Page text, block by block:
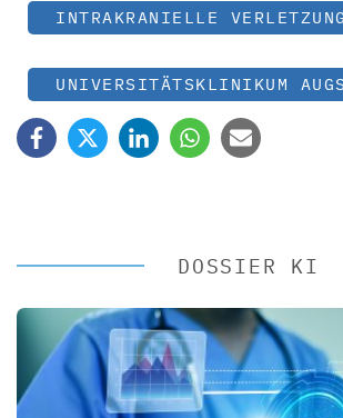
INTRAKRANIELLE VERLETZUNG
UNIVERSITÄTSKLINIKUM
DOSSIER KI